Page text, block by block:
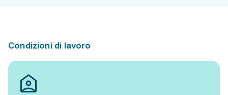
Condizioni di lavoro